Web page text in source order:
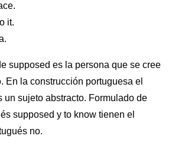
it.
supposed es la persona que se cree
En la construcción portuguesa el
un sujeto abstracto. Formulado de
supposed y to know tienen el
no.